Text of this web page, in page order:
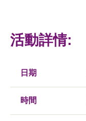
活動詳情:
日期
時間